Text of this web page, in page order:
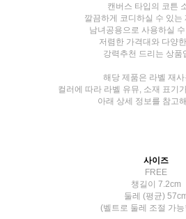
캔버스 타입의 코튼
깔끔하게 코디하실 수 있는
남녀공용으로 사용하실 수
저렴한 가격대와 다양
강력추천 드리는 상품
해당 제품은 라벨 재사
컬러에 따라 라벨 유뮤, 소재 표기
아래 상세 정보를 참고
사이즈
FREE
챙길이 7.2cm
둘레 (평균)
(벨트로 둘레 조절 가